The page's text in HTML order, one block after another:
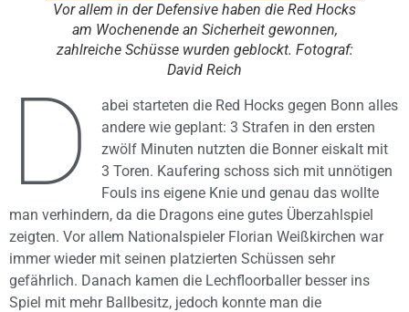
Vor allem in der Defensive haben die Red Hocks
am Wochenende an Sicherheit gewonnen,
zahlreiche Schüsse wurden geblockt. Fotograf:
David Reich
D
abei starteten die Red Hocks gegen Bonn alles
andere wie geplant: 3 Strafen in den ersten
zwölf Minuten nutzten die Bonner eiskalt mit
3 Toren. Kaufering schoss sich mit unnötigen
Fouls ins eigene Knie und genau das wollte
man verhindern, da die Dragons eine gutes Überzahlspiel
zeigten. Vor allem Nationalspieler Florian Weißkirchen war
immer wieder mit seinen platzierten Schüssen sehr
gefährlich. Danach kamen die Lechfloorballer besser ins
Spiel mit mehr Ballbesitz, jedoch konnte man die